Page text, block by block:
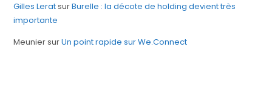
Gilles LeratsurBurelle : la décote de holding devient très
importante
MeuniersurUn point rapide sur We.Connect